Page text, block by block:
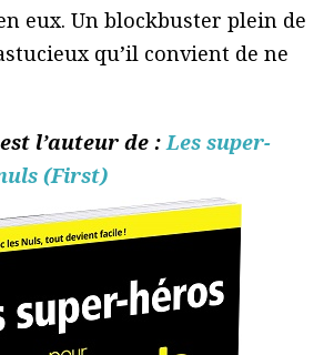
eux. Un blockbuster plein de
qu’il convient de ne
est l’auteur de :Les super-
(First)